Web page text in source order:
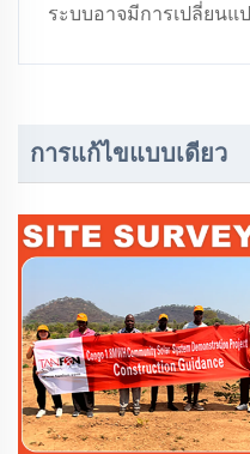
ระบบอาจมีการเปลี่ยน
การแก้ไขแบบเดียว